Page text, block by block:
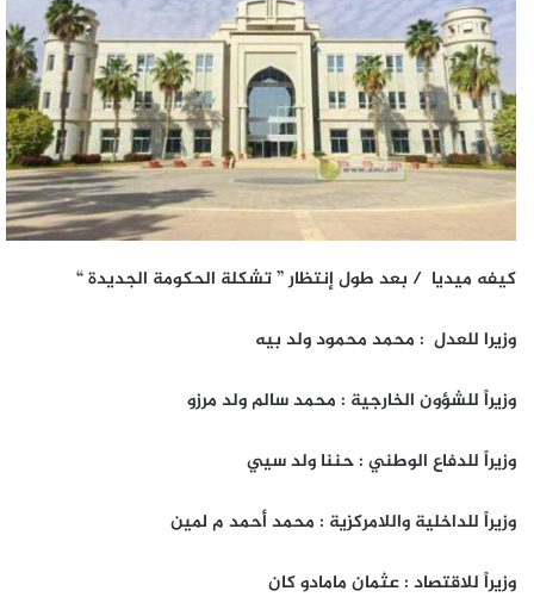
كيفه ميديا / بعد طول إنتظار ” تشكلة الحكومة الجديدة “
وزيرا للعدل : محمد محمود ولد بيه
وزيراً للشؤون الخارجية : محمد سالم ولد مرزوگ
وزيراً للدفاع الوطني : حننا ولد سيي
وزيراً للداخلية واللامركزية : محمد أحمد م لمين
وزيراً للاقتصاد : عثمان مامادو كان